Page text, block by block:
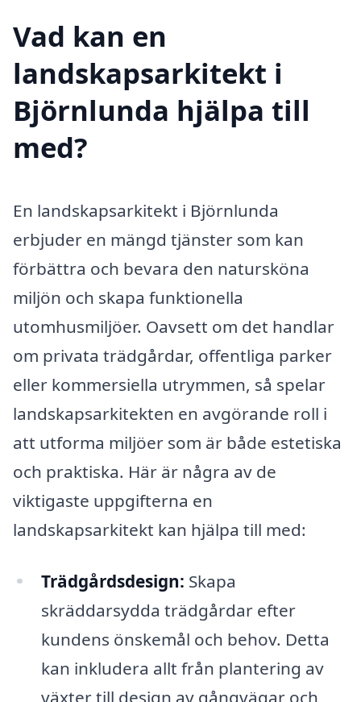
Vad kan en
landskapsarkitekt i
Björnlunda hjälpa till
med?
En landskapsarkitekt i Björnlunda
erbjuder en mängd tjänster som kan
förbättra och bevara den natursköna
miljön och skapa funktionella
utomhusmiljöer. Oavsett om det handlar
om privata trädgårdar, offentliga parker
eller kommersiella utrymmen, så spelar
landskapsarkitekten en avgörande roll i
att utforma miljöer som är både estetiska
och praktiska. Här är några av de
viktigaste uppgifterna en
landskapsarkitekt kan hjälpa till med:
Trädgårdsdesign: Skapa
skräddarsydda trädgårdar efter
kundens önskemål och behov. Detta
kan inkludera allt från plantering av
växter till design av gångvägar och